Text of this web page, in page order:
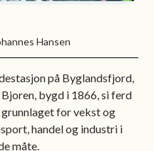
Hansen
på Byglandsfjord,
bygd i 1866, si ferd
grunnlaget for vekst og
handel og industri i
måte.